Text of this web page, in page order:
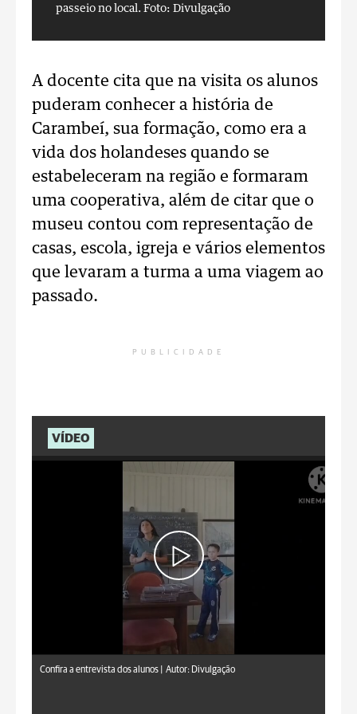
passeio no local. Foto: Divulgação
A docente cita que na visita os alunos
puderam conhecer a história de
Carambeí, sua formação, como era a
vida dos holandeses quando se
estabeleceram na região e formaram
uma cooperativa, além de citar que o
museu contou com representação de
casas, escola, igreja e vários elementos
que levaram a turma a uma viagem ao
passado.
PUBLICIDADE
VÍDEO
Confira a entrevista dos alunos | Autor: Divulgação